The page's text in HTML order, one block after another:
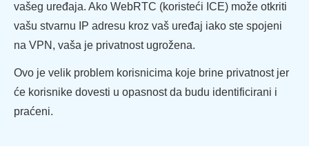
vašeg uređaja. Ako WebRTC (koristeći ICE) može otkriti
vašu stvarnu IP adresu kroz vaš uređaj iako ste spojeni
na VPN, vaša je privatnost ugrožena.
Ovo je velik problem korisnicima koje brine privatnost jer
će korisnike dovesti u opasnost da budu identificirani i
praćeni.